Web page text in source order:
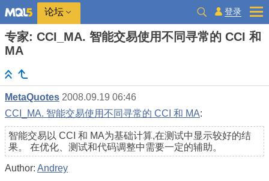
论坛 登录
专家: CCI_MA. 智能交易使用不同寻常的 CCI 和
MA
MetaQuotes 2008.09.19 06:46
CCI_MA. 智能交易使用不同寻常的 CCI 和 MA:
智能交易以 ССI 和 МА为基础计算,在测试中显示较好的结
果。 在优化、测试和代码调整中需要一定的辅助。
Author: Andrey